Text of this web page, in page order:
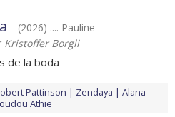
(2026) .... Pauline
Kristoffer Borgli
de la boda
Pattinson Zendaya
Alana
Athie